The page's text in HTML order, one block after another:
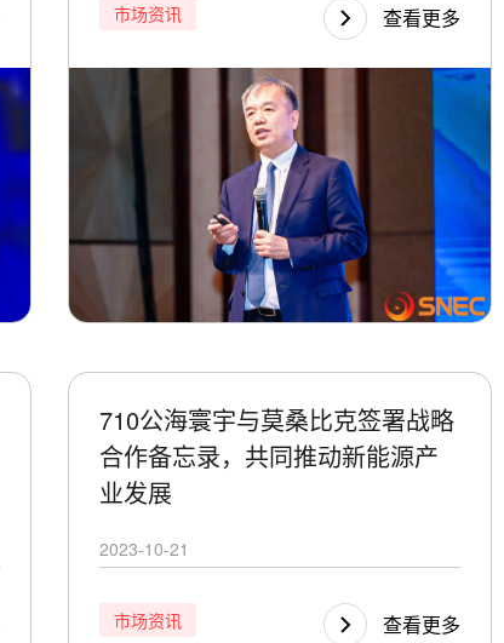
市场资讯 查看更多
710公海寰宇与莫桑比克签署战略
合作备忘录，共同推动新能源产
业发展
2023-10-21
市场资讯 查看更多